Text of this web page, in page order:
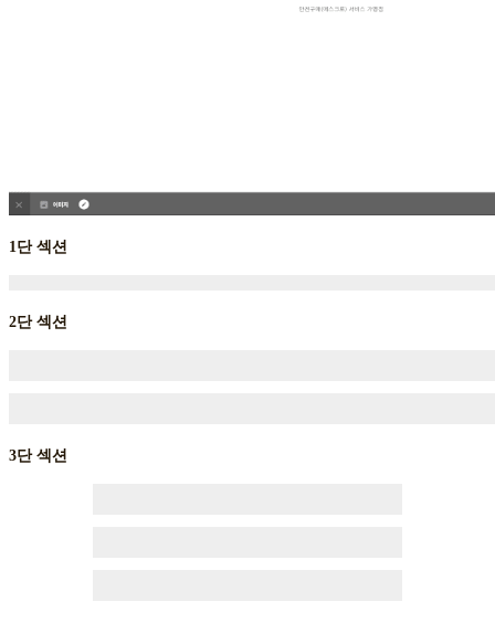
1단 섹션
2단 섹션
3단 섹션